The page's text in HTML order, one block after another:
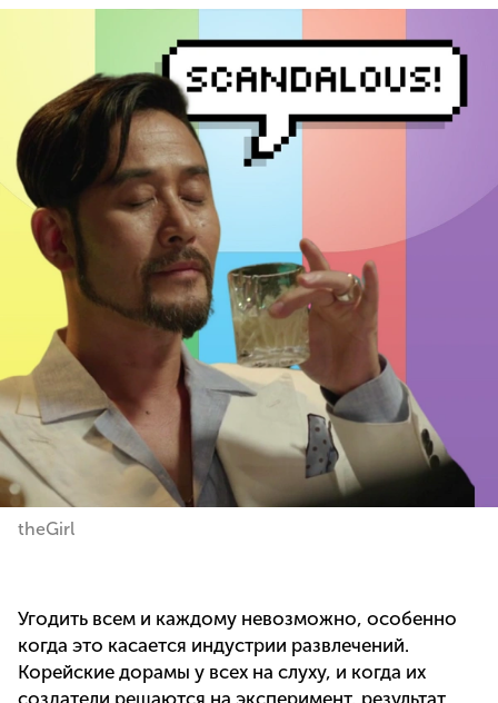
theGirl
Угодить всем и каждому невозможно, особенно
когда это касается индустрии развлечений.
Корейские дорамы у всех на слуху, и когда их